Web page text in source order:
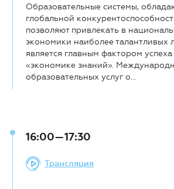
Образовательные системы,
глобальной
позволяют привлекать в
экономики наиболее талантливых
является главным фактором успеха
«экономике знаний».
образовательных услуг о...
16:00—17:30
Трансляция